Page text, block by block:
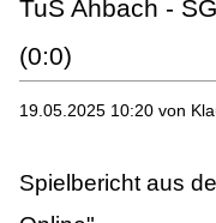
TuS Ahbach -
(0:0)
19.05.2025 10:20 von
Spielbericht aus